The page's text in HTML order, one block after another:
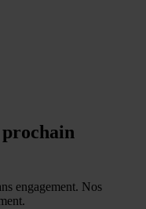
engagement. Nos